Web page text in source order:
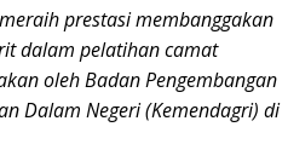
prestasi membanggakan
dalam pelatihan camat
oleh Badan Pengembangan
Dalam Negeri (Kemendagri) di